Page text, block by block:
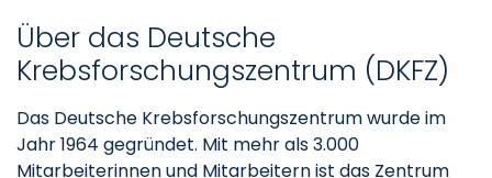
Über das Deutsche
Krebsforschungszentrum (DKFZ)
Das Deutsche Krebsforschungszentrum wurde im
Jahr 1964 gegründet. Mit mehr als 3.000
Mitarbeiterinnen und Mitarbeitern ist das Zentrum